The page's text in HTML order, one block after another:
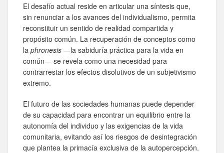
El desafío actual reside en articular una síntesis que,
sin renunciar a los avances del individualismo, permita
reconstituir un sentido de realidad compartida y
propósito común. La recuperación de conceptos como
la phronesis —la sabiduría práctica para la vida en
común— se revela como una necesidad para
contrarrestar los efectos disolutivos de un subjetivismo
extremo.
El futuro de las sociedades humanas puede depender
de su capacidad para encontrar un equilibrio entre la
autonomía del individuo y las exigencias de la vida
comunitaria, evitando así los riesgos de desintegración
que plantea la primacía exclusiva de la autopercepción.